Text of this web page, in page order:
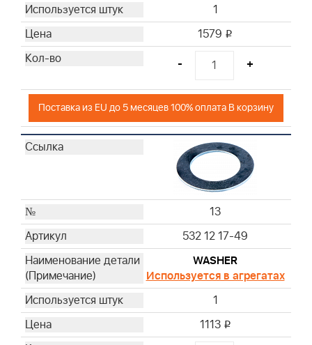
1
1579 i
- +
Поставка из EU до 5 месяцев 100% оплата В корзину
13
532 12 17-49
WASHER
Используется в агрегатах
1
1113 i